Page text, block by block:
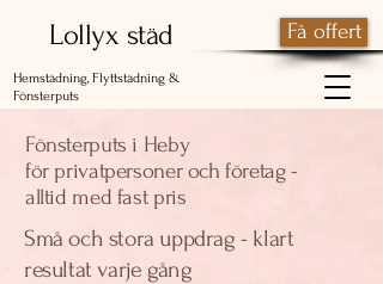
Få offert
Hemstädning, Flyttstädning &
Fönsterputs
Lollyx städ
Fönsterputs i Heby
för privatpersoner och företag -
alltid med fast pris
Små och stora uppdrag - klart
resultat varje gång